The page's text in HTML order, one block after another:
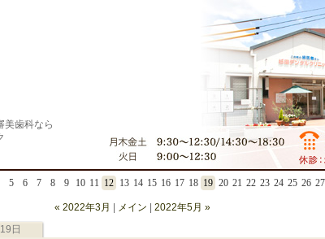
美歯科なら
5 6 7 8 9 10 11 12 13 14 15 16 17 18 19 20 21 22 23 24 25 26 27
日
« 2022年3月 メイン 2022年5月 »